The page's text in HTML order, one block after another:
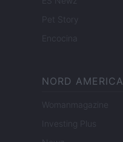
Pet Story
Encocina
NORD AMERICA
Womanmagazine
Investing Plus